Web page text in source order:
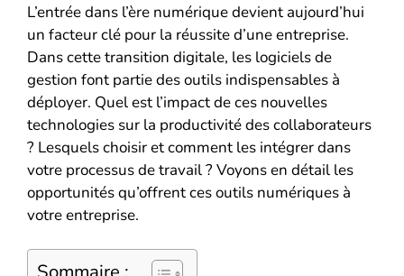
L’entrée dans l’ère numérique devient aujourd’hui
un facteur clé pour la réussite d’une entreprise.
Dans cette transition digitale, les logiciels de
gestion font partie des outils indispensables à
déployer. Quel est l’impact de ces nouvelles
technologies sur la productivité des collaborateurs
? Lesquels choisir et comment les intégrer dans
votre processus de travail ? Voyons en détail les
opportunités qu’offrent ces outils numériques à
votre entreprise.